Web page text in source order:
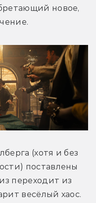
новое,
(хотя и без
поставлены
переходит из
весёлый хаос.